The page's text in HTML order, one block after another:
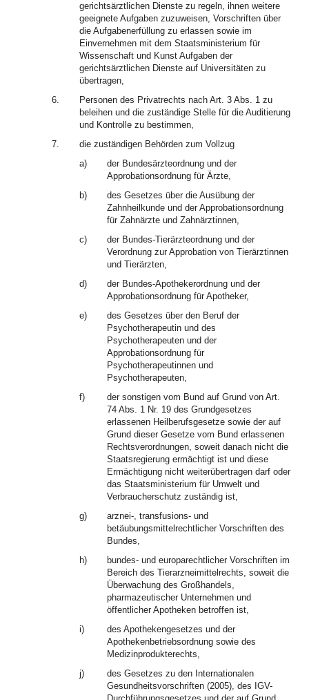
gerichtsärztlichen Dienste zu regeln, ihnen weitere
geeignete Aufgaben zuzuweisen, Vorschriften über
die Aufgabenerfüllung zu erlassen sowie im
Einvernehmen mit dem Staatsministerium für
Wissenschaft und Kunst Aufgaben der
gerichtsärztlichen Dienste auf Universitäten zu
übertragen,
6.
Personen des Privatrechts nach Art. 3 Abs. 1 zu
beleihen und die zuständige Stelle für die Auditierung
und Kontrolle zu bestimmen,
7.
die zuständigen Behörden zum Vollzug
a)
der Bundesärzteordnung und der
Approbationsordnung für Ärzte,
b)
des Gesetzes über die Ausübung der
Zahnheilkunde und der Approbationsordnung
für Zahnärzte und Zahnärztinnen,
c)
der Bundes-Tierärzteordnung und der
Verordnung zur Approbation von Tierärztinnen
und Tierärzten,
d)
der Bundes-Apothekerordnung und der
Approbationsordnung für Apotheker,
e)
des Gesetzes über den Beruf der
Psychotherapeutin und des
Psychotherapeuten und der
Approbationsordnung für
Psychotherapeutinnen und
Psychotherapeuten,
f)
der sonstigen vom Bund auf Grund von Art.
74 Abs. 1 Nr. 19 des Grundgesetzes
erlassenen Heilberufsgesetze sowie der auf
Grund dieser Gesetze vom Bund erlassenen
Rechtsverordnungen, soweit danach nicht die
Staatsregierung ermächtigt ist und diese
Ermächtigung nicht weiterübertragen darf oder
das Staatsministerium für Umwelt und
Verbraucherschutz zuständig ist,
g)
arznei-, transfusions- und
betäubungsmittelrechtlicher Vorschriften des
Bundes,
h)
bundes- und europarechtlicher Vorschriften im
Bereich des Tierarzneimittelrechts, soweit die
Überwachung des Großhandels,
pharmazeutischer Unternehmen und
öffentlicher Apotheken betroffen ist,
i)
des Apothekengesetzes und der
Apothekenbetriebsordnung sowie des
Medizinprodukterechts,
j)
des Gesetzes zu den Internationalen
Gesundheitsvorschriften (2005), des IGV-